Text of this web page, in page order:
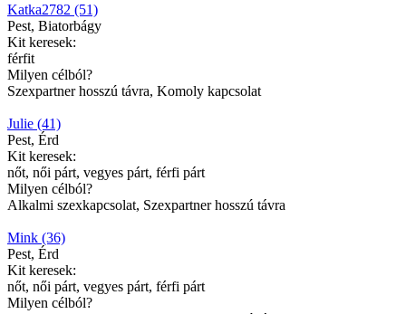
Katka2782 (51)
Pest, Biatorbágy
Kit keresek:
férfit
Milyen célból?
Szexpartner hosszú távra, Komoly kapcsolat
Julie (41)
Pest, Érd
Kit keresek:
nőt, női párt, vegyes párt, férfi párt
Milyen célból?
Alkalmi szexkapcsolat, Szexpartner hosszú távra
Mink (36)
Pest, Érd
Kit keresek:
nőt, női párt, vegyes párt, férfi párt
Milyen célból?